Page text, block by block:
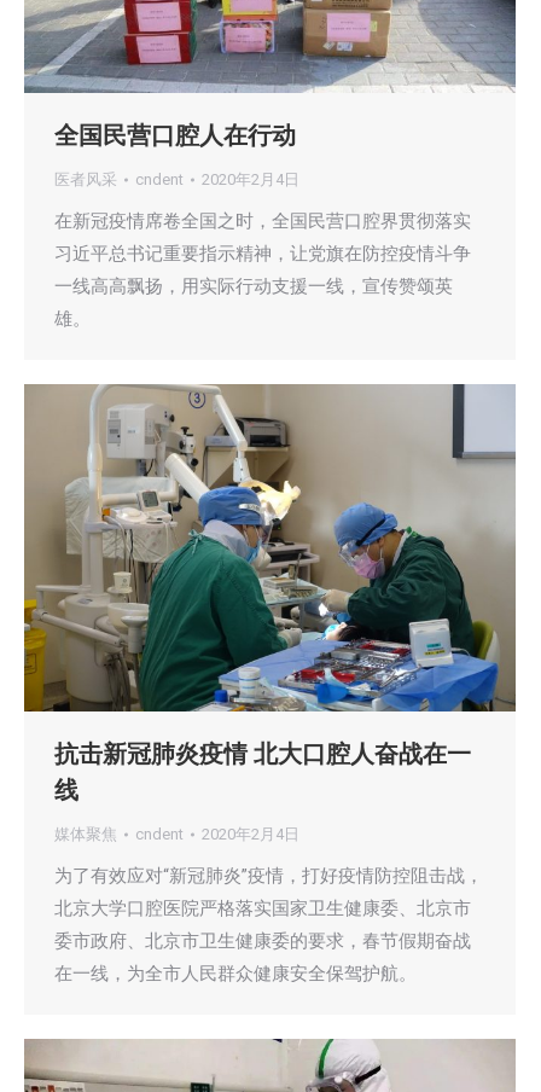
全国民营口腔人在行动
医者风采 cndent 2020年2月4日
在新冠疫情席卷全国之时，全国民营口腔界贯彻落实
习近平总书记重要指示精神，让党旗在防控疫情斗争
一线高高飘扬，用实际行动支援一线，宣传赞颂英
雄。
抗击新冠肺炎疫情 北大口腔人奋战在一
线
媒体聚焦 cndent 2020年2月4日
为了有效应对“新冠肺炎”疫情，打好疫情防控阻击战，
北京大学口腔医院严格落实国家卫生健康委、北京市
委市政府、北京市卫生健康委的要求，春节假期奋战
在一线，为全市人民群众健康安全保驾护航。